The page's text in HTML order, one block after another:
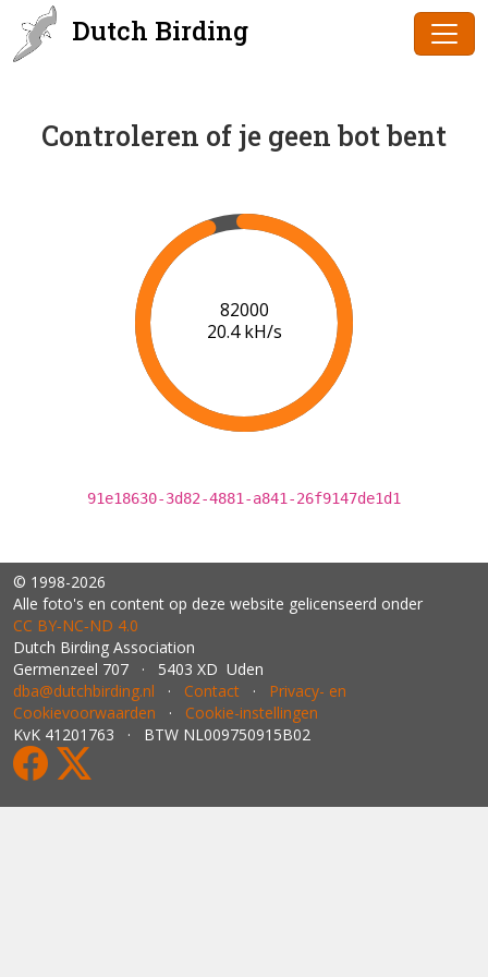
Dutch Birding
Controleren of je geen bot bent
84000
20.5 kH/s
91e18630-3d82-4881-a841-26f9147de1d1
© 1998-2026
Alle foto's en content op deze website gelicenseerd onder
CC BY‑NC‑ND 4.0
Dutch Birding Association
Germenzeel 707 · 5403 XD Uden
dba@dutchbirding.nl · Contact · Privacy- en
Cookievoorwaarden · Cookie-instellingen
KvK 41201763 · BTW NL009750915B02